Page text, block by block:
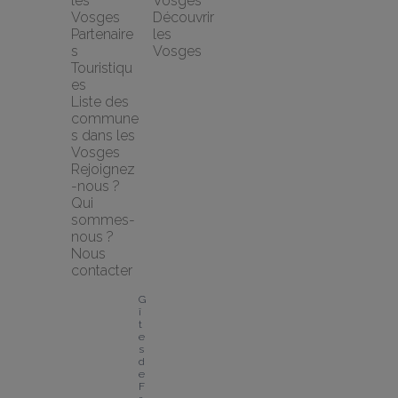
Vosges
Partenaire
s
Touristiqu
es
Liste des
commune
s dans les
Vosges
Rejoignez
-nous ?
Qui
sommes-
nous ?
Nous
contacter
Découvrir
les
Vosges
G
î
t
e
s
d
e
F